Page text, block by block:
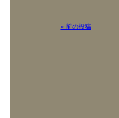
« 前の投稿